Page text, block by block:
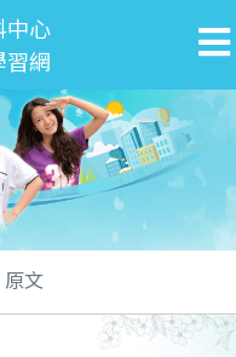
中心
習網
原文